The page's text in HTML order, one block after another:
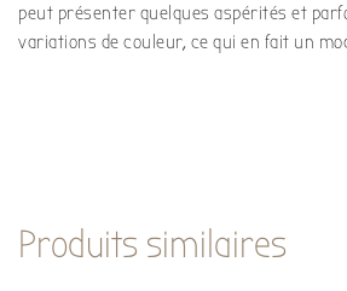
peut présenter quelques aspérités et
variations de couleur, ce qui en fait un
Produits similaires